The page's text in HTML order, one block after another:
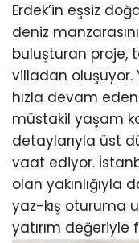
Erdek’in eşsiz
deniz
buluşturan proje,
villadan oluşuyor.
hızla devam
müstakil yaşam
detaylarıyla üst
vaat ediyor.
olan yakınlığıyla
yaz-kış oturuma
yatırım değeriyle